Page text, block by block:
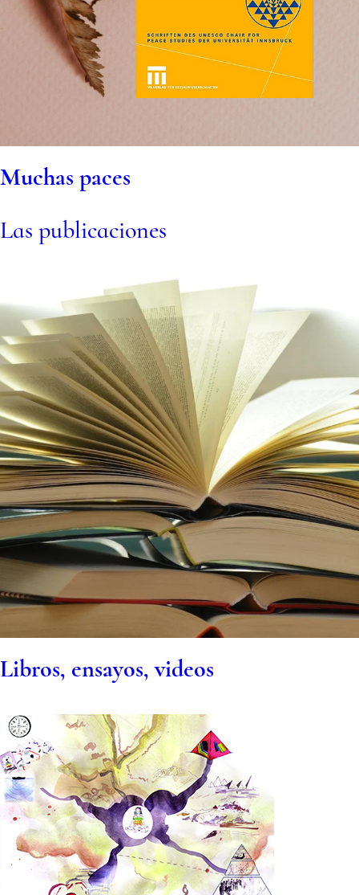
Muchas paces
Las publicaciones
Libros, ensayos, videos